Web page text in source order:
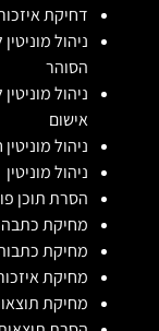
דחיקת
ניהול
הסוהר
ניהול
אישום
ניהול
ניהול מוניטין
הסרת תוכן
מחיקת כתבה
מחיקת
מחיקת
מחיקת